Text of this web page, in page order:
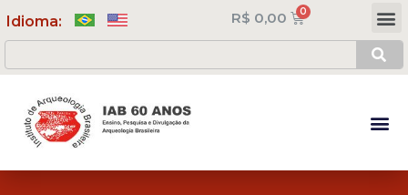
Idioma: R$ 0,00